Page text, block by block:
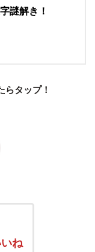
謎解き！
タップ！
ね